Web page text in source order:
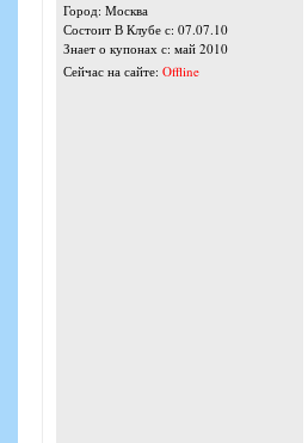
Город: Москва
Состоит В Клубе с: 07.07.10
Знает о купонах с: май 2010
Сейчас на сайте: Offline